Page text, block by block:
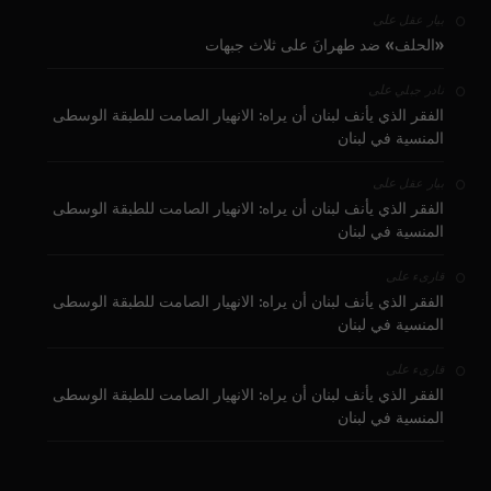
بيار عقل على
«الحلف» ضد طهرانَ على ثلاث جبهات
نادر جبلي على
الفقر الذي يأنف لبنان أن يراه: الانهيار الصامت للطبقة الوسطى
المنسية في لبنان
بيار عقل على
الفقر الذي يأنف لبنان أن يراه: الانهيار الصامت للطبقة الوسطى
المنسية في لبنان
قارىء على
الفقر الذي يأنف لبنان أن يراه: الانهيار الصامت للطبقة الوسطى
المنسية في لبنان
قارىء على
الفقر الذي يأنف لبنان أن يراه: الانهيار الصامت للطبقة الوسطى
المنسية في لبنان